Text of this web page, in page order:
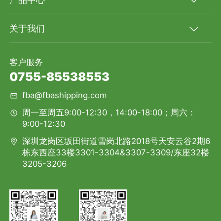
关于我们
客户服务
0755-85538553
fba@fbashipping.com
周一至周五9:00-12:30，14:00-18:00；周六：
9:00-12:30
深圳龙岗区坂田街道雪岗北路2018号天安云谷2期6
栋东西座33楼3301-3304&3307-3309/东座32楼
3205-3206